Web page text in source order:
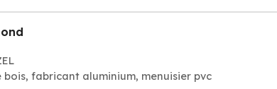
bois, fabricant aluminium, menuisier pvc